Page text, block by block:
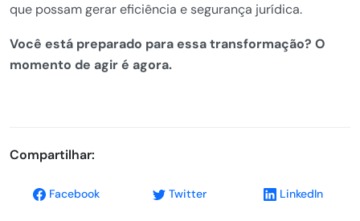
que possam gerar eficiência e segurança jurídica.
Você está preparado para essa transformação? O
momento de agir é agora.
Compartilhar:
Facebook Twitter LinkedIn